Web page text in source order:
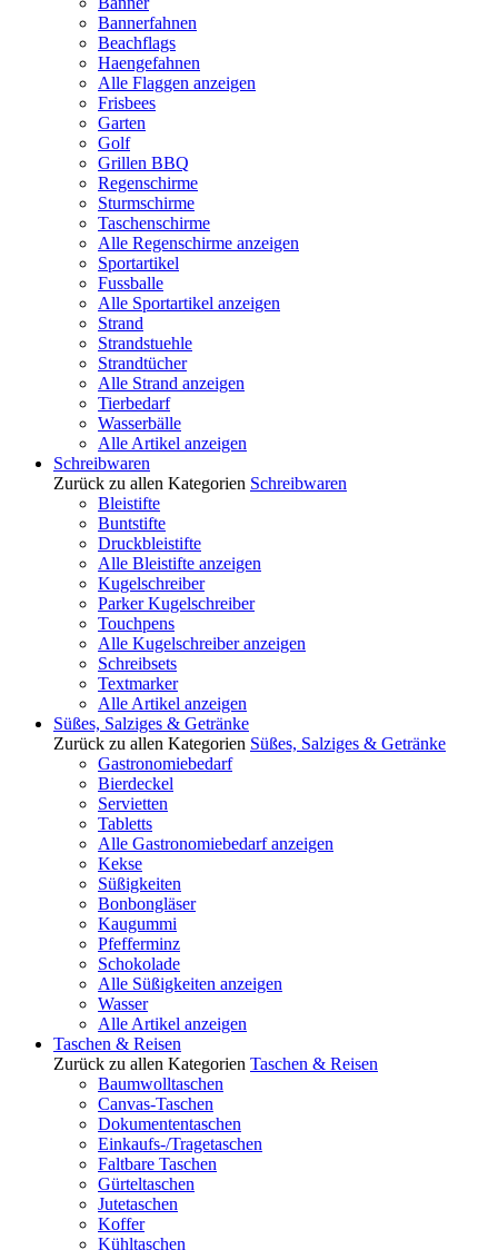
Bannerfahnen
Beachflags
Haengefahnen
Alle Flaggen anzeigen
Frisbees
Garten
Golf
Grillen BBQ
Regenschirme
Sturmschirme
Taschenschirme
Alle Regenschirme anzeigen
Sportartikel
Fussballe
Alle Sportartikel anzeigen
Strand
Strandstuehle
Strandtücher
Alle Strand anzeigen
Tierbedarf
Wasserbälle
Alle Artikel anzeigen
Schreibwaren
Zurück zu allen Kategorien Schreibwaren
Bleistifte
Buntstifte
Druckbleistifte
Alle Bleistifte anzeigen
Kugelschreiber
Parker Kugelschreiber
Touchpens
Alle Kugelschreiber anzeigen
Schreibsets
Textmarker
Alle Artikel anzeigen
Süßes, Salziges & Getränke
Zurück zu allen Kategorien Süßes, Salziges & Getränke
Gastronomiebedarf
Bierdeckel
Servietten
Tabletts
Alle Gastronomiebedarf anzeigen
Kekse
Süßigkeiten
Bonbongläser
Kaugummi
Pfefferminz
Schokolade
Alle Süßigkeiten anzeigen
Wasser
Alle Artikel anzeigen
Taschen & Reisen
Zurück zu allen Kategorien Taschen & Reisen
Baumwolltaschen
Canvas-Taschen
Dokumententaschen
Einkaufs-/Tragetaschen
Faltbare Taschen
Gürteltaschen
Jutetaschen
Koffer
Kühltaschen